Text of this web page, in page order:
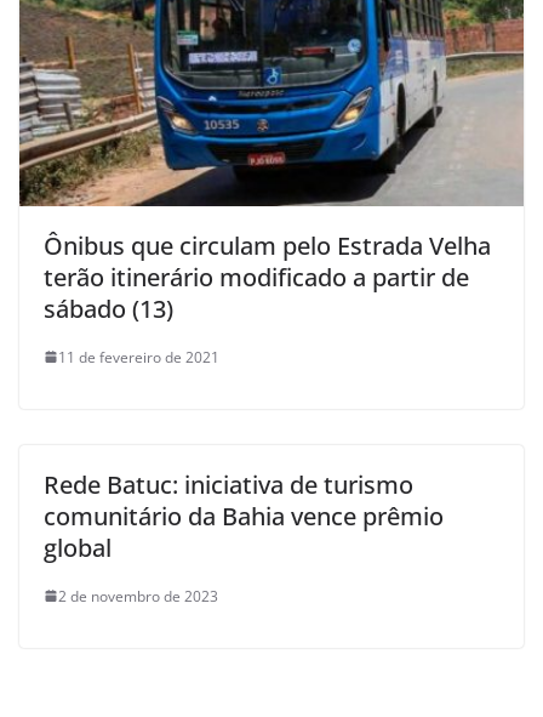
Ônibus que circulam pelo Estrada Velha
terão itinerário modificado a partir de
sábado (13)
11 de fevereiro de 2021
Rede Batuc: iniciativa de turismo
comunitário da Bahia vence prêmio
global
2 de novembro de 2023